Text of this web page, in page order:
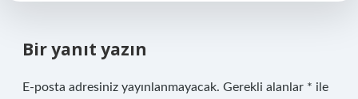
Bir yanıt yazın
E-posta adresiniz yayınlanmayacak. Gerekli alanlar * ile